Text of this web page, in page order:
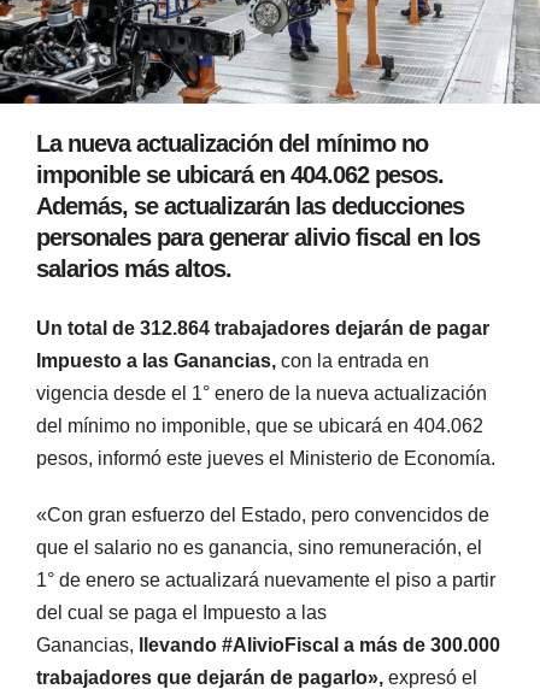
La nueva actualización del mínimo no
imponible se ubicará en 404.062 pesos.
Además, se actualizarán las deducciones
personales para generar alivio fiscal en los
salarios más altos.
Un total de 312.864 trabajadores dejarán de pagar
Impuesto a las Ganancias, con la entrada en
vigencia desde el 1° enero de la nueva actualización
del mínimo no imponible, que se ubicará en 404.062
pesos, informó este jueves el Ministerio de Economía.
«Con gran esfuerzo del Estado, pero convencidos de
que el salario no es ganancia, sino remuneración, el
1° de enero se actualizará nuevamente el piso a partir
del cual se paga el Impuesto a las
Ganancias,
llevando #AlivioFiscal a más de 300.000
trabajadores que dejarán de pagarlo», expresó el